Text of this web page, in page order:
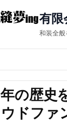
有
和装全
の歴史
ドファ